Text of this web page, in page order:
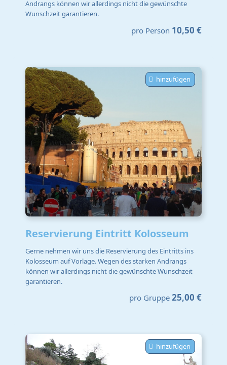
Andrangs können wir allerdings nicht die gewünschte
Wunschzeit garantieren.
pro Person 10,50 €
hinzufügen
Reservierung Eintritt Kolosseum
Gerne nehmen wir uns die Reservierung des Eintritts ins
Kolosseum auf Vorlage. Wegen des starken Andrangs
können wir allerdings nicht die gewünschte Wunschzeit
garantieren.
pro Gruppe 25,00 €
hinzufügen